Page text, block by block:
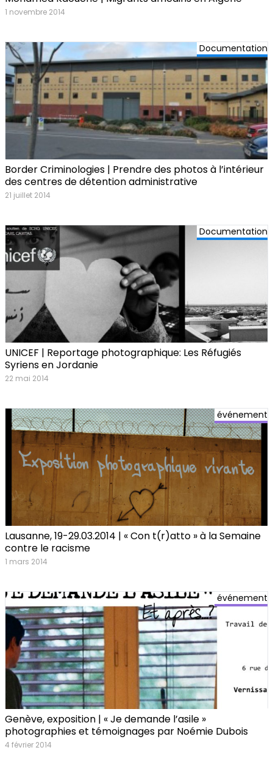
1 novembre 2014
Documentation
Border Criminologies | Prendre des photos à l’intérieur
des centres de détention administrative
21 juillet 2014
Documentation
UNICEF | Reportage photographique: Les Réfugiés
Syriens en Jordanie
22 mai 2014
événement
Lausanne, 19-29.03.2014 | « Con t(r)atto » à la Semaine
contre le racisme
1 mars 2014
événement
Genève, exposition | « Je demande l’asile »
photographies et témoignages par Noémie Dubois
4 février 2014